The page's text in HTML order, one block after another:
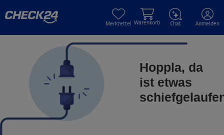
Merkzettel Warenkorb Chat Anmelden
Hoppla, da
ist etwas